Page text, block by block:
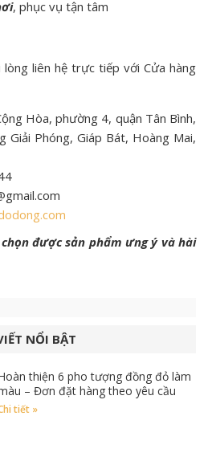
, phục vụ tận tâm
liên hệ trực tiếp với Cửa hàng
Hòa, phường 4, quận Tân Bình,
Giải Phóng, Giáp Bát, Hoàng Mai,
được sản phẩm ưng ý và hài
NỔI BẬT
thiện 6 pho tượng đồng đỏ làm
– Đơn đặt hàng theo yêu cầu
tiết »